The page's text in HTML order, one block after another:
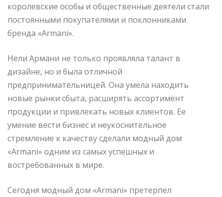
королевские особы и общественные деятели стали
постоянными покупателями и поклонниками
бренда «Armani».
Нели Армани не только проявляла талант в
дизайне, но и была отличной
предпринимательницей. Она умела находить
новые рынки сбыта, расширять ассортимент
продукции и привлекать новых клиентов. Ее
умение вести бизнес и неукоснительное
стремление к качеству сделали модный дом
«Armani» одним из самых успешных и
востребованных в мире.
Сегодня модный дом «Armani» претерпел